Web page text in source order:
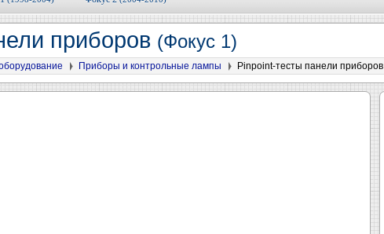
приборов (Фокус 1)
Приборы и контрольные лампы Pinpoint-тесты панели приборов